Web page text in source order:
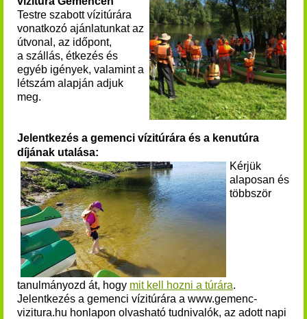
Testre szabott vízitúrára
vonatkozó ajánlatunkat az
útvonal, az időpont,
a szállás, étkezés és
egyéb igények, valamint a
létszám alapján adjuk
meg.
Jelentkezés a gemenci vízitúrára és a kenutúra
díjának utalása:
Kérjük
alaposan és
többször
tanulmányozd át, hogy mit kell hozni a túrára.
Jelentkezés a gemenci vízitúrára a www.gemenc-
vizitura.hu honlapon olvasható tudnivalók, az adott napi